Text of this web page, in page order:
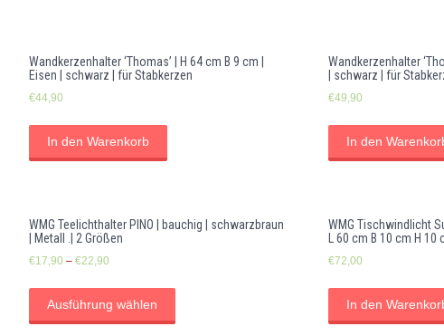
Wandkerzenhalter ‘Thomas’ | H 64 cm B 9 cm |
Eisen | schwarz | für Stabkerzen
€44,90
In den Warenkorb
Wandkerzenhalter
| schwarz | für
€49,90
In den
WMG Teelichthalter PINO | bauchig | schwarzbraun
| Metall .| 2 Größen
€17,90 – €22,90
Ausführung wählen
WMG Tischwindlicht
L 60 cm B 10 cm H 10
€72,00
In den